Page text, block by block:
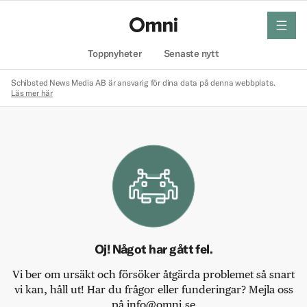
Toppnyheter Senaste nytt
meny
Schibsted News Media AB är ansvarig för dina data på denna webbplats.
Läs mer här
Oj! Något har gått fel.
Vi ber om ursäkt och försöker åtgärda problemet så snart
vi kan, håll ut! Har du frågor eller funderingar? Mejla oss